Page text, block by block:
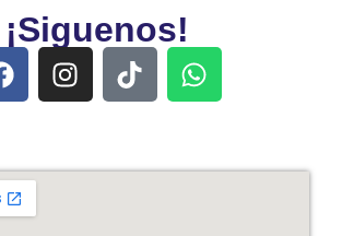
¡Siguenos!